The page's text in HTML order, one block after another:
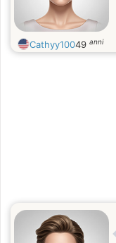
Cathyy10049 anni